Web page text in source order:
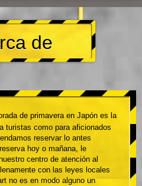
de
de primavera en Japón es la
turistas como para aficionados
reservar lo antes
hoy o mañana, le
centro de atención al
con las leyes locales
no es en modo alguno un